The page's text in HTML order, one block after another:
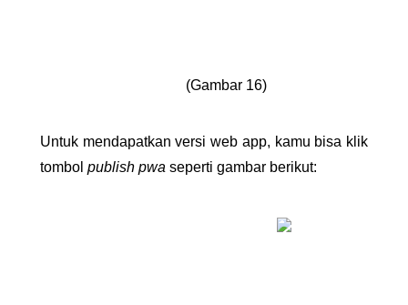
(Gambar 16)
Untuk mendapatkan versi web app, kamu bisa klik
tombol publish pwa seperti gambar berikut: